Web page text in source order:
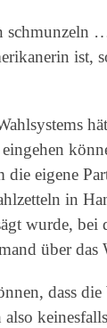
schmunzeln
eigene
in
wurde, bei
über
dass